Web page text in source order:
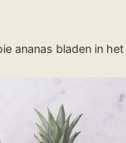
ananas bladen in het